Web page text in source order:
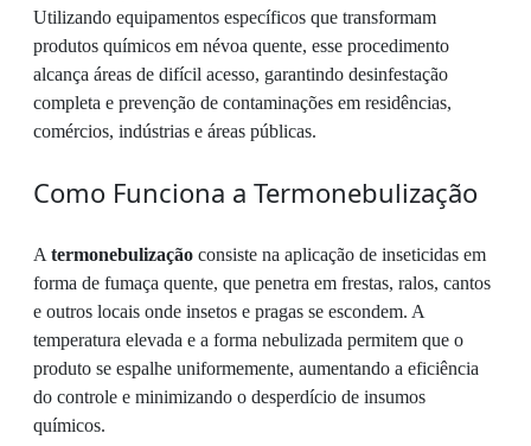
Utilizando equipamentos específicos que transformam
produtos químicos em névoa quente, esse procedimento
alcança áreas de difícil acesso, garantindo desinfestação
completa e prevenção de contaminações em residências,
comércios, indústrias e áreas públicas.
Como Funciona a Termonebulização
A termonebulização consiste na aplicação de inseticidas em
forma de fumaça quente, que penetra em frestas, ralos, cantos
e outros locais onde insetos e pragas se escondem. A
temperatura elevada e a forma nebulizada permitem que o
produto se espalhe uniformemente, aumentando a eficiência
do controle e minimizando o desperdício de insumos
químicos.